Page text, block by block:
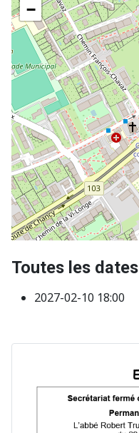
−
Toutes les dates
2027-02-10 18:00